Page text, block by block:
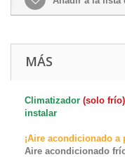
MÁS
Climatizador (solo frío)
instalar
¡Aire acondicionado a
Aire acondicionado